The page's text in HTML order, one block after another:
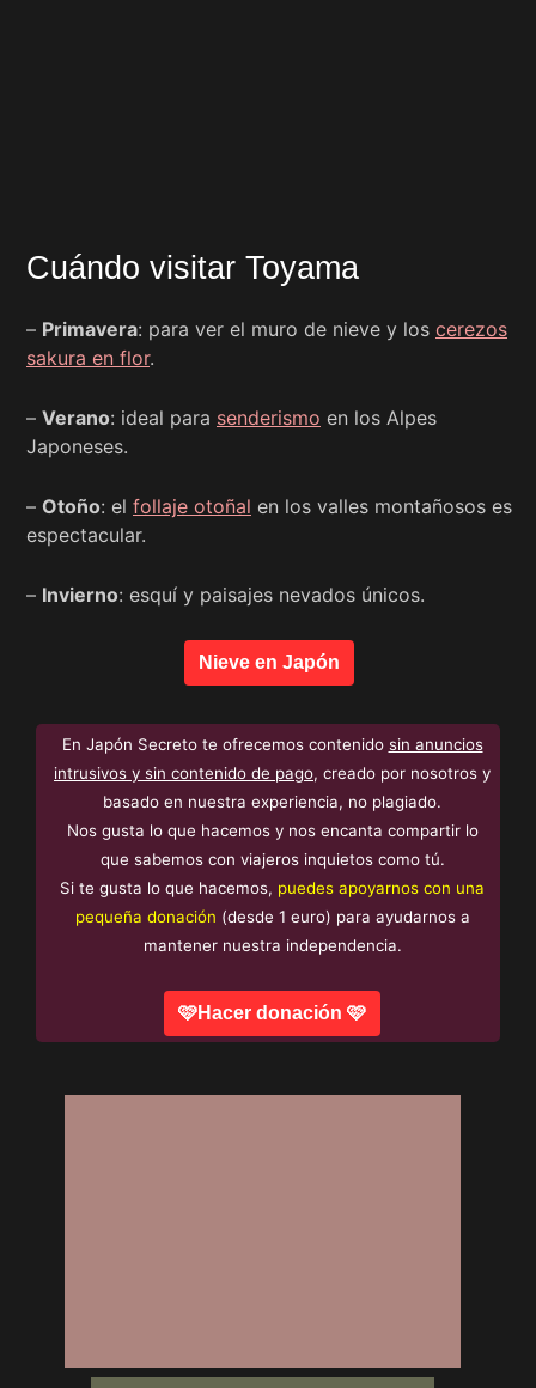
Cuándo visitar Toyama
– Primavera: para ver el muro de nieve y los cerezos
sakura en flor.
– Verano: ideal para senderismo en los Alpes
Japoneses.
– Otoño: el follaje otoñal en los valles montañosos es
espectacular.
– Invierno: esquí y paisajes nevados únicos.
Nieve en Japón
En Japón Secreto te ofrecemos contenido sin anuncios
intrusivos y sin contenido de pago, creado por nosotros y
basado en nuestra experiencia, no plagiado.
Nos gusta lo que hacemos y nos encanta compartir lo
que sabemos con viajeros inquietos como tú.
Si te gusta lo que hacemos, puedes apoyarnos con una
pequeña donación (desde 1 euro) para ayudarnos a
mantener nuestra independencia.
🩷Hacer donación 🩷